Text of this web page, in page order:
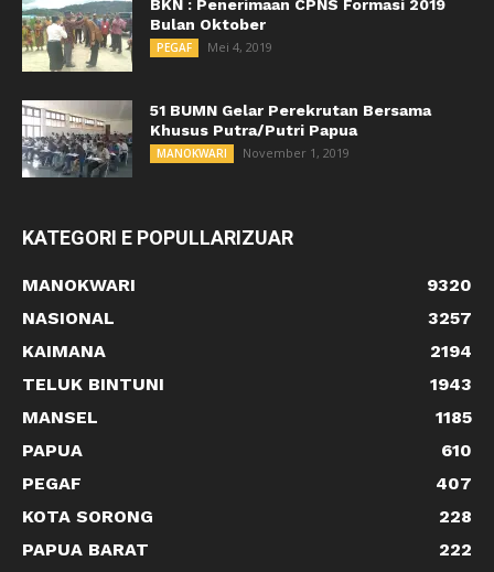
BKN : Penerimaan CPNS Formasi 2019
Bulan Oktober
PEGAF Mei 4, 2019
51 BUMN Gelar Perekrutan Bersama
Khusus Putra/Putri Papua
MANOKWARI November 1, 2019
KATEGORI E POPULLARIZUAR
MANOKWARI
9320
NASIONAL
3257
KAIMANA
2194
TELUK BINTUNI
1943
MANSEL
1185
PAPUA
610
PEGAF
407
KOTA SORONG
228
PAPUA BARAT
222